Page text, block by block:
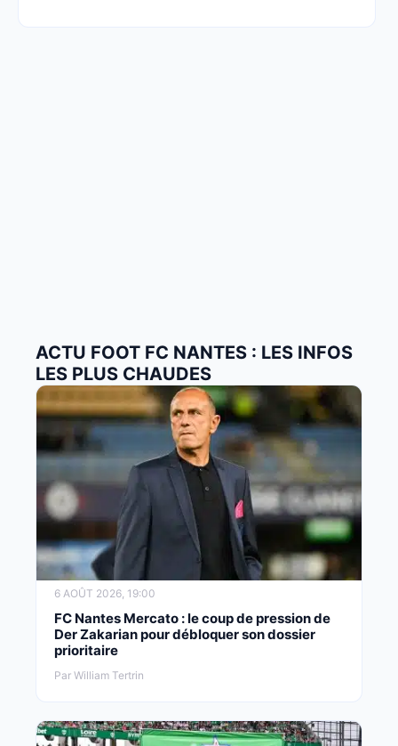
ACTU FOOT FC NANTES : LES INFOS
LES PLUS CHAUDES
6 AOÛT 2026, 19:00
FC Nantes Mercato : le coup de pression de
Der Zakarian pour débloquer son dossier
prioritaire
Par William Tertrin